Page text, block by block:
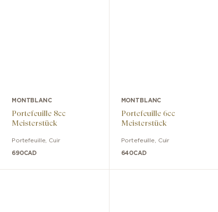
MONTBLANC
Portefeuille 8cc
Meisterstück
Portefeuille Cuir
690CAD
MONTBLANC
Portefeuille 6cc
Meisterstück
Portefeuille Cuir
640CAD